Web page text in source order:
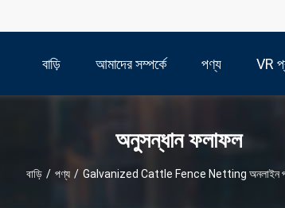
বাড়ি আমাদের সম্পর্কে পণ্য VR
অনুসন্ধান ফলাফল
বাড়ি / পণ্য / Galvanized Cattle Fence Netting অনলাইন